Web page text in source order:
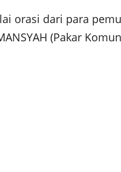
orasi dari para
(Pakar